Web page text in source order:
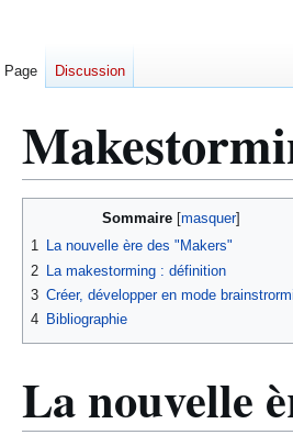
navigation
recherche
Sommaire
1 La nouvelle ère des "Makers"
2
La makestorming : définition
3 Créer, développer en mode
4 Bibliographie
La nouvelle
Page Discussion